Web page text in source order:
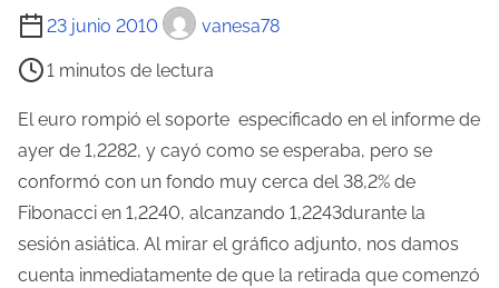
23 junio 2010 vanesa78
T
e
m
p
o
d
e
l
1 minutos de lectura
El euro rompió el soporte especificado en el informe de
ayer de 1,2282, y cayó como se esperaba, pero se
conformó con un fondo muy cerca del 38,2% de
Fibonacci en 1,2240, alcanzando 1,2243durante la
sesión asiática. Al mirar el gráfico adjunto, nos damos
cuenta inmediatamente de que la retirada que comenzó